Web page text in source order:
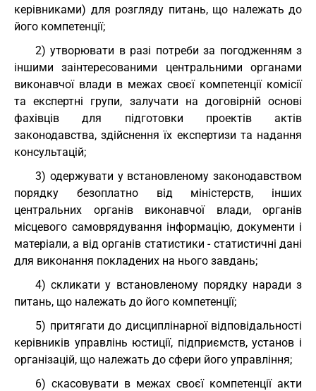
керівниками) для розгляду питань, що належать до
його компетенції;
2) утворювати в разі потреби за погодженням з
іншими заінтересованими центральними органами
виконавчої влади в межах своєї компетенції комісії
та експертні групи, залучати на договірній основі
фахівців для підготовки проектів актів
законодавства, здійснення їх експертизи та надання
консультацій;
3) одержувати у встановленому законодавством
порядку безоплатно від міністерств, інших
центральних органів виконавчої влади, органів
місцевого самоврядування інформацію, документи і
матеріали, а від органів статистики - статистичні дані
для виконання покладених на нього завдань;
4) скликати у встановленому порядку наради з
питань, що належать до його компетенції;
5) притягати до дисциплінарної відповідальності
керівників управлінь юстиції, підприємств, установ і
організацій, що належать до сфери його управління;
6) скасовувати в межах своєї компетенції акти